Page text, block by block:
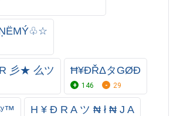
彡★ 么ツ Ħ¥ĐŘΔタGØĐ
146 29
H ¥ Đ R A ツ ₦ ł ₦ J A